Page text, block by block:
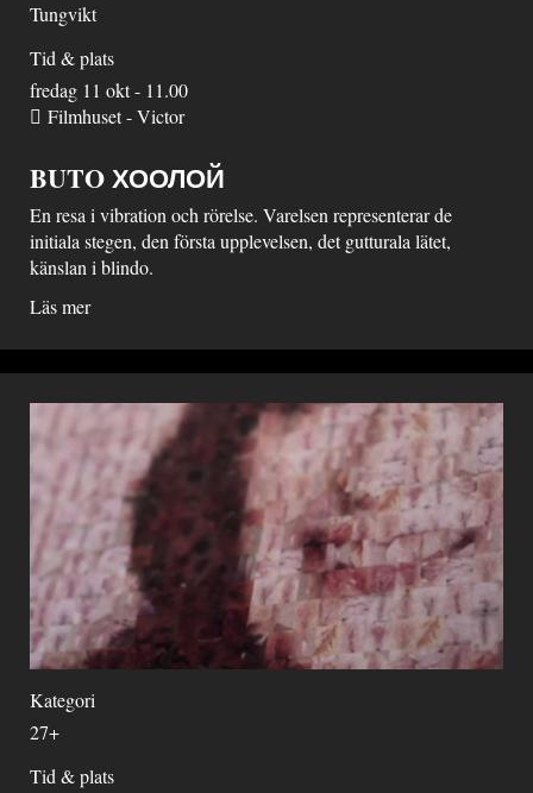
Tungvikt
Tid & plats
fredag 11 okt - 11.00
Filmhuset - Victor
BUTO ХООЛОЙ
En resa i vibration och rörelse. Varelsen representerar de
initiala stegen, den första upplevelsen, det gutturala lätet,
känslan i blindo.
Läs mer
Kategori
27+
Tid & plats